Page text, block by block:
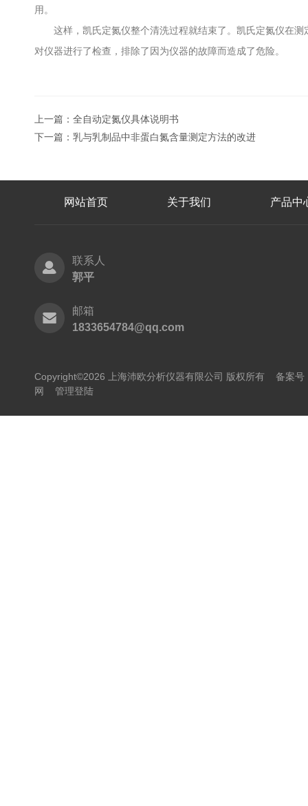
用。
这样，凯氏定氮仪整个清洗过程就结束了。凯氏定氮仪在测
对仪器进行了检查，排除了因为仪器的故障而造成了危险。
上一篇： 全自动定氮仪具体说明书
下一篇： 乳与乳制品中非蛋白氮含量测定方法的改进
网站首页 关于我们 产品中
联系人
郭平
邮箱
1833654784@qq.com
Copyright©2026 上海沛欧分析仪器有限公司 版权所有 备案号
网
管理登陆